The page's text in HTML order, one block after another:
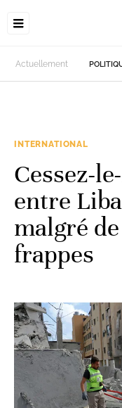
Actuellement
INTERNATIONAL
Cessez-
entre
malgré
frappes